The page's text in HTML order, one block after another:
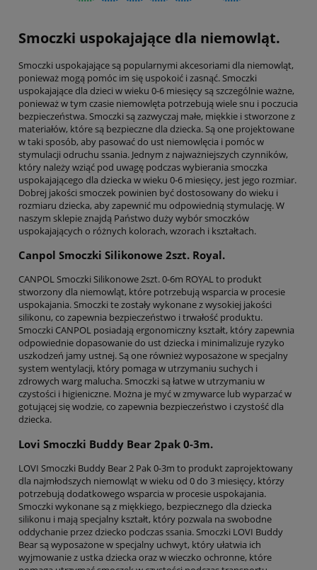
Smoczki uspokajające dla niemowląt.
Smoczki uspokajające są popularnymi akcesoriami dla niemowląt,
ponieważ mogą pomóc im się uspokoić i zasnąć. Smoczki
uspokajające dla dzieci w wieku 0-6 miesięcy są szczególnie ważne,
ponieważ w tym czasie niemowlęta potrzebują wiele snu i poczucia
bezpieczeństwa. Smoczki są zazwyczaj małe, miękkie i stworzone z
materiałów, które są bezpieczne dla dziecka. Są one projektowane
w taki sposób, aby pasować do ust niemowlęcia i pomóc w
stymulacji odruchu ssania. Jednym z najważniejszych czynników,
który należy wziąć pod uwagę podczas wybierania smoczka
uspokajającego dla dziecka w wieku 0-6 miesięcy, jest jego rozmiar.
Dobrej jakości smoczek powinien być dostosowany do wieku i
rozmiaru dziecka, aby zapewnić mu odpowiednią stymulację. W
naszym sklepie znajdą Państwo duży wybór smoczków
uspokajających o różnych kolorach, wzorach i kształtach.
Canpol Smoczki Silikonowe 2szt. Royal.
CANPOL Smoczki Silikonowe 2szt. 0-6m ROYAL to produkt
stworzony dla niemowląt, które potrzebują wsparcia w procesie
uspokajania. Smoczki te zostały wykonane z wysokiej jakości
silikonu, co zapewnia bezpieczeństwo i trwałość produktu.
Smoczki CANPOL posiadają ergonomiczny kształt, który zapewnia
odpowiednie dopasowanie do ust dziecka i minimalizuje ryzyko
uszkodzeń jamy ustnej. Są one również wyposażone w specjalny
system wentylacji, który pomaga w utrzymaniu suchych i
zdrowych warg malucha. Smoczki są łatwe w utrzymaniu w
czystości i higieniczne. Można je myć w zmywarce lub wyparzać w
gotującej się wodzie, co zapewnia bezpieczeństwo i czystość dla
dziecka.
Lovi Smoczki Buddy Bear 2pak 0-3m.
LOVI Smoczki Buddy Bear 2 Pak 0-3m to produkt zaprojektowany
dla najmłodszych niemowląt w wieku od 0 do 3 miesięcy, którzy
potrzebują dodatkowego wsparcia w procesie uspokajania.
Smoczki wykonane są z miękkiego, bezpiecznego dla dziecka
silikonu i mają specjalny kształt, który pozwala na swobodne
oddychanie przez dziecko podczas ssania. Smoczki LOVI Buddy
Bear są wyposażone w specjalny uchwyt, który ułatwia ich
wyjmowanie z ustka dziecka oraz w wieczko ochronne, które